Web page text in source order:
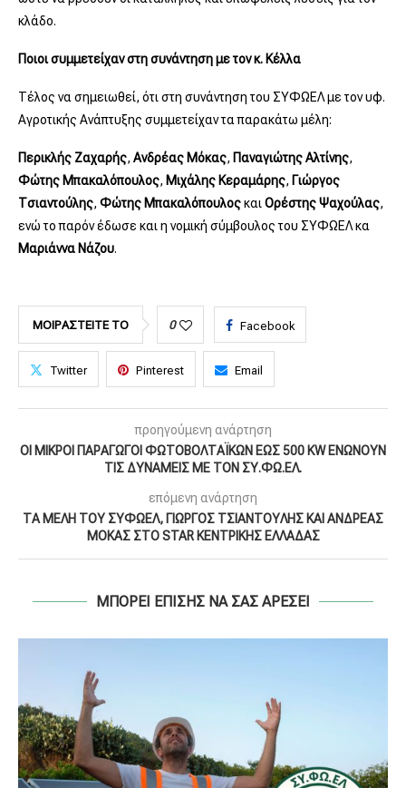
κλάδο.
Ποιοι συμμετείχαν στη συνάντηση με τον κ. Κέλλα
Τέλος να σημειωθεί, ότι στη συνάντηση του ΣΥΦΩΕΛ με τον υφ.
Αγροτικής Ανάπτυξης συμμετείχαν τα παρακάτω μέλη:
Περικλής Ζαχαρής, Ανδρέας Μόκας, Παναγιώτης Αλτίνης,
Φώτης Μπακαλόπουλος, Μιχάλης Κεραμάρης, Γιώργος
Τσιαντούλης, Φώτης ΜπακαλόπουλοςκαιΟρέστηςΨαχούλας,
ενώ το παρόν έδωσε και η νομική σύμβουλος του ΣΥΦΩΕΛ κα
Μαριάννα Νάζου.
ΜΟΙΡΑΣΤΕΙΤΕ ΤΟ 0 Facebook
Twitter Pinterest Email
προηγούμενη ανάρτηση
ΟΙ ΜΙΚΡΟΙ ΠΑΡΑΓΩΓΟΙ ΦΩΤΟΒΟΛΤΑΪΚΩΝ ΕΩΣ 500 KW ΕΝΩΝΟΥΝ
ΤΙΣ ΔΥΝΑΜΕΙΣ ΜΕ ΤΟΝ ΣΥ.ΦΩ.ΕΛ.
επόμενη ανάρτηση
ΤΑ ΜΕΛΗ ΤΟΥ ΣΥΦΩΕΛ, ΓΙΩΡΓΟΣ ΤΣΙΑΝΤΟΥΛΗΣ ΚΑΙ ΑΝΔΡΕΑΣ
ΜΟΚΑΣ ΣΤΟ STAR ΚΕΝΤΡΙΚΗΣ ΕΛΛΑΔΑΣ
ΜΠΟΡΕΙ ΕΠΙΣΗΣ ΝΑ ΣΑΣ ΑΡΕΣΕΙ